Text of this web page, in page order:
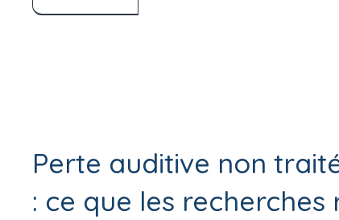
Perte auditive non
: ce que les recherches